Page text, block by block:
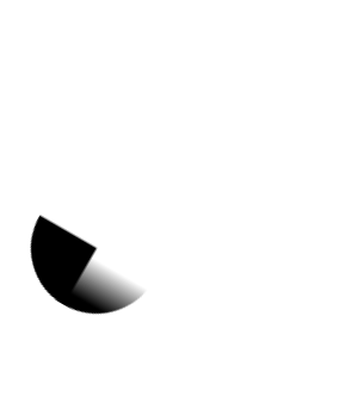
작키즈카페 상
동점] 11월 동실
쿡쿡놀이(1회